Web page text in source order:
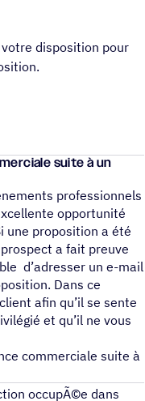
disposition pour
suite à un
professionnels
opportunité
une proposition a été
a fait preuve
d’adresser un e-mail
Dans ce
afin qu’il se sente
et qu’il ne vous
commerciale suite à
occupÃ©e dans